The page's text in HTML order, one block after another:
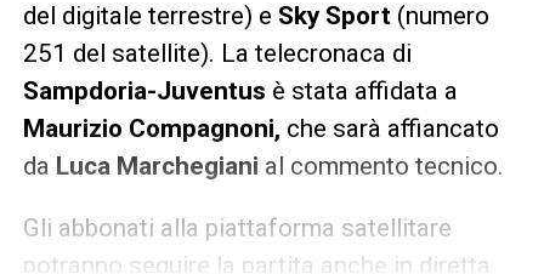
del digitale terrestre) e Sky Sport(numero
251 del satellite). La telecronaca di
Sampdoria-Juventus è stata affidata a
Maurizio Compagnoni, che sarà affiancato
da Luca Marchegiani al commento tecnico.
Gli abbonati alla piattaforma satellitare
potranno seguire la partita anche in diretta